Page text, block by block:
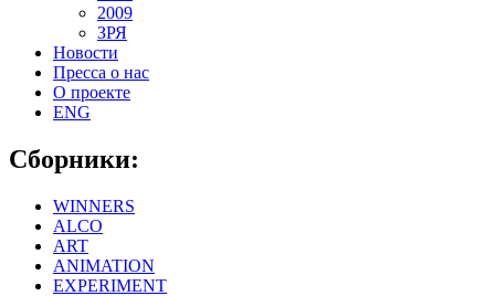
2009
ЗРЯ
Новости
Пресса о нас
О проекте
ENG
Сборники:
WINNERS
ALCO
ART
ANIMATION
EXPERIMENT